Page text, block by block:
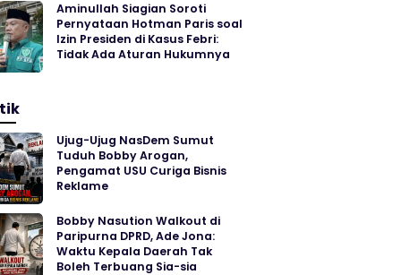
Aminullah Siagian Soroti
Pernyataan Hotman Paris soal
Izin Presiden di Kasus Febri:
Tidak Ada Aturan Hukumnya
Ujug-Ujug NasDem Sumut
Tuduh Bobby Arogan,
Pengamat USU Curiga Bisnis
Reklame
Bobby Nasution Walkout di
Paripurna DPRD, Ade Jona:
Waktu Kepala Daerah Tak
Boleh Terbuang Sia-sia